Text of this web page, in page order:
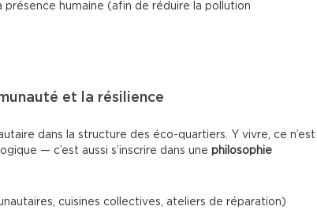
présence humaine (afin de réduire la pollution
et la résilience
dans la structure des éco-quartiers. Y vivre, ce n’est
— c’est aussi s’inscrire dans une philosophie
cuisines collectives, ateliers de réparation)